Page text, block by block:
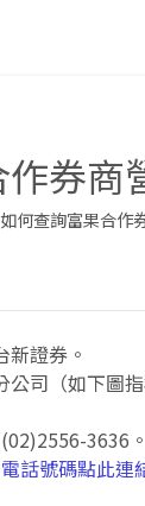
券商
如何查詢富果合作
新證券。
司（如下圖
3636。
電話號碼點此連